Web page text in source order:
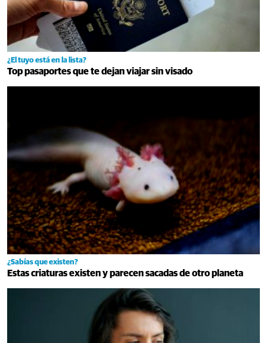
¿El tuyo está en la lista?
Top pasaportes que te dejan viajar sin visado
¿Sabías que existen?
Estas criaturas existen y parecen sacadas de otro planeta